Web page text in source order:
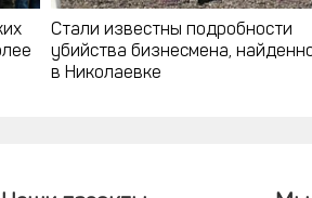
Стали известны подробности
убийства бизнесмена,
в Николаевке